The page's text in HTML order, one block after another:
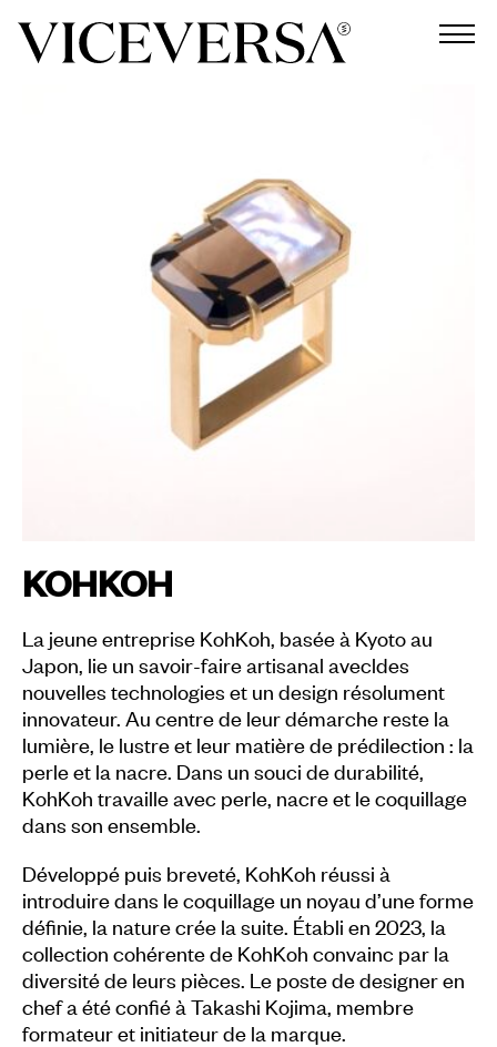
KOHKOH
La jeune entreprise KohKoh, basée à Kyoto au
Japon, lie un savoir-faire artisanal avecldes
nouvelles technologies et un design résolument
innovateur. Au centre de leur démarche reste la
lumière, le lustre et leur matière de prédilection : la
perle et la nacre. Dans un souci de durabilité,
KohKoh travaille avec perle, nacre et le coquillage
dans son ensemble.
Développé puis breveté, KohKoh réussi à
introduire dans le coquillage un noyau d’une forme
définie, la nature crée la suite. Établi en 2023, la
collection cohérente de KohKoh convainc par la
diversité de leurs pièces. Le poste de designer en
chef a été confié à Takashi Kojima, membre
formateur et initiateur de la marque.